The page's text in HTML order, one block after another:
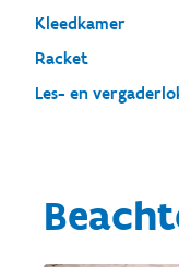
Kleedkamer
Racket
Les- en